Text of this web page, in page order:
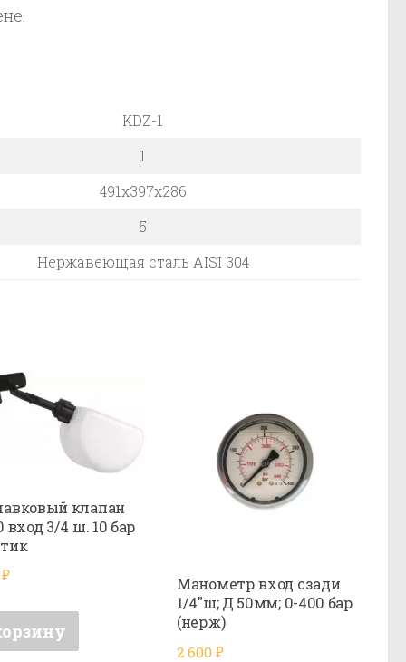
KDZ-1
1
491х397х286
5
Нержавеющая сталь AISI 304
клапан
вход 3/4 ш. 10 бар
₽
Манометр вход сзади
1/4″ш; Д 50мм; 0-400 бар
(нерж)
2 600₽